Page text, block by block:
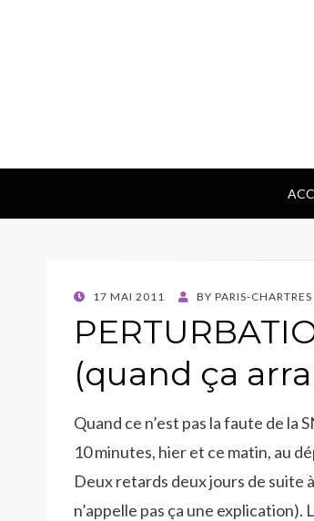
POSTED
17 MAI 2011 BY PARIS-CHARTRES
(quand ça
Quand ce n’est pas la faute de la
10 minutes, hier et ce matin, au
Deux retards deux jours de suite
n’appelle pas ça une